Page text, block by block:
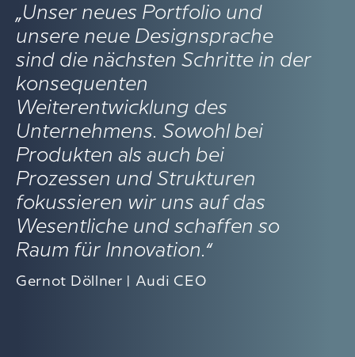
„Unser neues Portfolio und
unsere neue Designsprache
sind die nächsten Schritte in der
konsequenten
Weiterentwicklung des
Unternehmens. Sowohl bei
Produkten als auch bei
Prozessen und Strukturen
fokussieren wir uns auf das
Wesentliche und schaffen so
Raum für Innovation.“
Gernot Döllner | Audi CEO